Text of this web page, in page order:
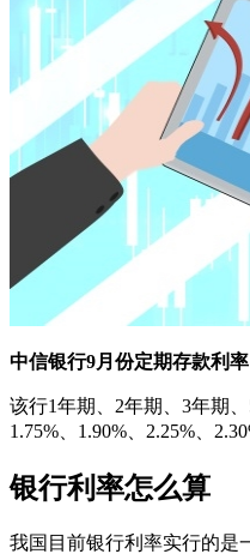
中信银行9月份定期存款利率
该行1年期、2年期、3年期
1.75%、1.90%、2.25%、
银行利率怎么算
我国目前银行利率实行的是